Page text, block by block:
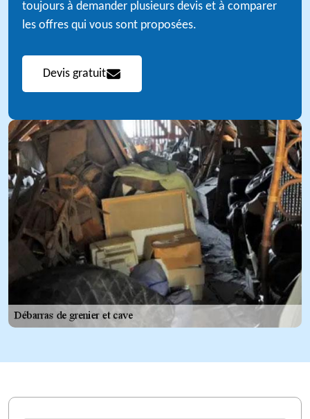
toujours à demander plusieurs devis et à comparer
les offres qui vous sont proposées.
Devis gratuit